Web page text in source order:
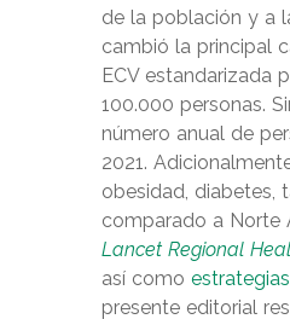
de la población y a
cambió la principal
ECV estandarizada
100.000 personas.
número anual de
2021.
obesidad, diabetes,
comparado a Norte
Lancet Regional
así como
presente editorial